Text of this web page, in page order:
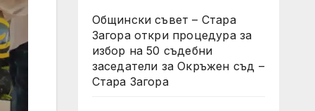
Общински съвет – Стара
Загора откри процедура за
избор на 50 съдебни
заседатели за Окръжен съд –
Стара Загора